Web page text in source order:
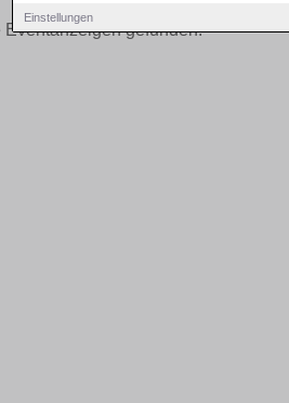
Einstellungen
Eventanzeigen gefunden!